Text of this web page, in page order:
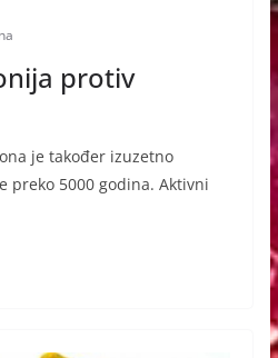
protiv
je također izuzetno
preko 5000 godina. Aktivni